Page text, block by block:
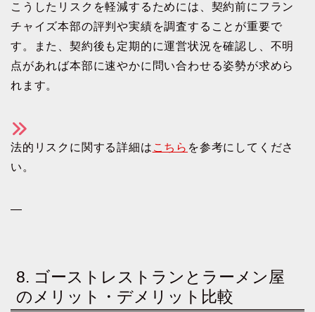
こうしたリスクを軽減するためには、契約前にフラン
チャイズ本部の評判や実績を調査することが重要で
す。また、契約後も定期的に運営状況を確認し、不明
点があれば本部に速やかに問い合わせる姿勢が求めら
れます。
法的リスクに関する詳細は こちら を参考にしてくださ
い。
—
8. ゴーストレストランとラーメン屋
のメリット・デメリット比較